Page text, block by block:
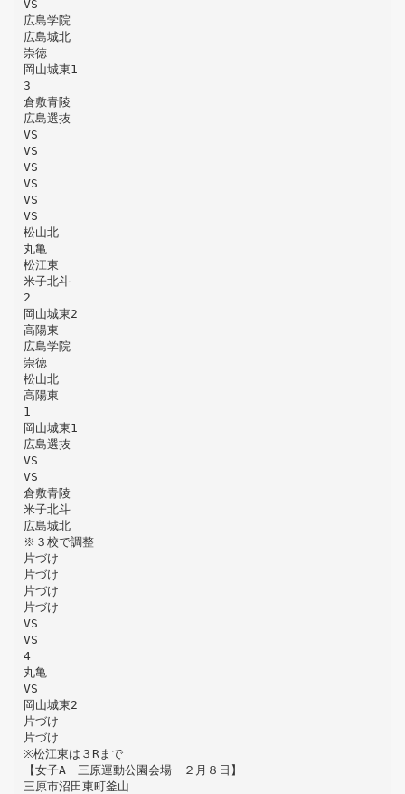
VS
広島学院
広島城北
崇徳
岡山城東1
3
倉敷青陵
広島選抜
VS
VS
VS
VS
VS
VS
松山北
丸亀
松江東
米子北斗
2
岡山城東2
高陽東
広島学院
崇徳
松山北
高陽東
1
岡山城東1
広島選抜
VS
VS
倉敷青陵
米子北斗
広島城北
※３校で調整
片づけ
片づけ
片づけ
片づけ
VS
VS
4
丸亀
VS
岡山城東2
片づけ
片づけ
※松江東は３Rまで
【女子A 三原運動公園会場 ２月８日】
三原市沼田東町釜山